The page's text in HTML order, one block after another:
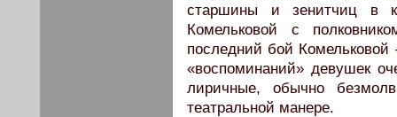
старшины и зенитчиц в
Комельковой с
последний бой
«воспоминаний» девушек
лиричные, обычно
театральной манере.